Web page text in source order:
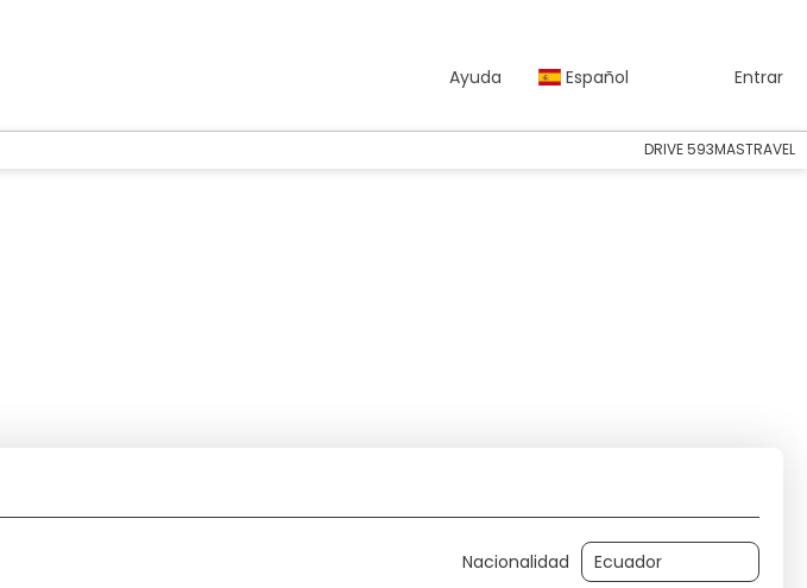
Ayuda Español Entrar
DRIVE 593MASTRAVEL
Nacionalidad